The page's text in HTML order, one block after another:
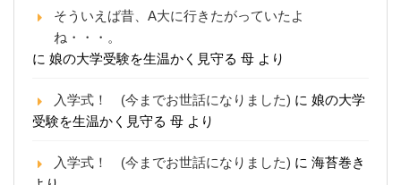
そういえば昔、A大に行きたがっていたよ
ね・・・。
に 娘の大学受験を生温かく見守る 母 より
入学式！ (今までお世話になりました) に 娘の大学
受験を生温かく見守る 母 より
入学式！ (今までお世話になりました) に 海苔巻き